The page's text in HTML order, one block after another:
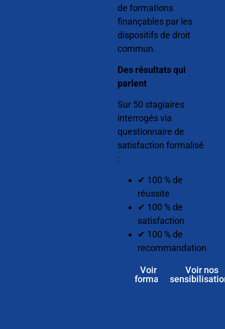
de formations
finançables par les
dispositifs de droit
commun.
Des résultats qui
parlent
Sur 50 stagiaires
interrogés via
questionnaire de
satisfaction formalisé
:
✔ 100 % de
réussite
✔ 100 % de
satisfaction
✔ 100 % de
recommandation
Voir nos
formations
Voir nos